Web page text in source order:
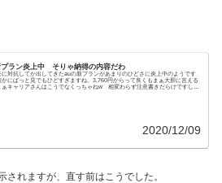
ラン炎上中 そりゃ納得の内容だわ
に対抗してか出してきたauの新プランがあまりのひどさに炎上中のようです
かにぱっと見でもひどすぎますね。3,760円からって良くもまぁ大胆に言える
ぁキャリアさんはこうでなくっちゃねw 相変わらず注意書きだらけですし。
2020/12/09
れますが、直す前はこうでした。